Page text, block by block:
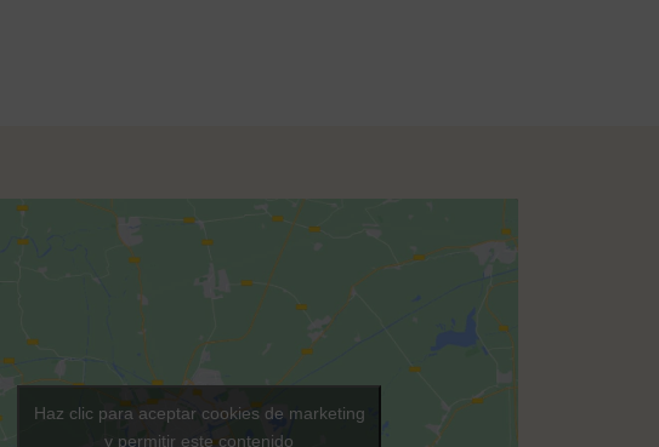
Haz clic para aceptar cookies de marketing
y permitir este contenido